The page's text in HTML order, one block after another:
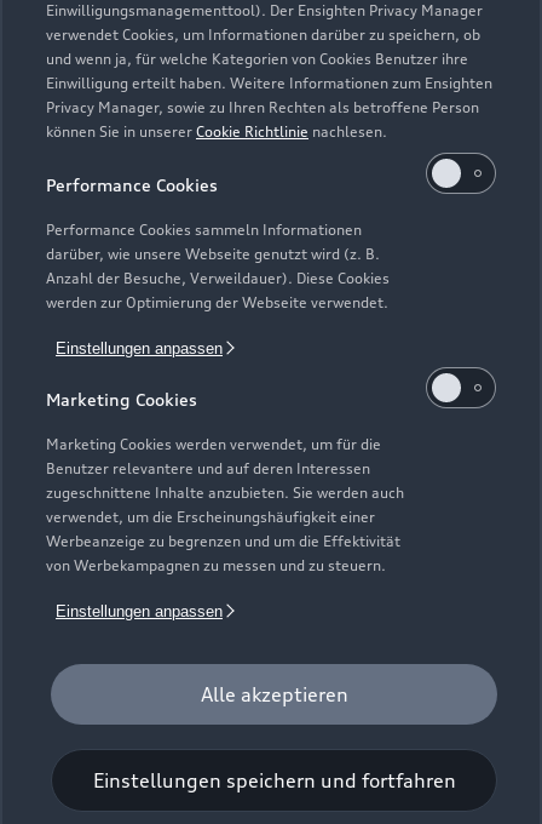
Einwilligungsmanagementtool). Der Ensighten Privacy Manager
verwendet Cookies, um Informationen darüber zu speichern, ob
und wenn ja, für welche Kategorien von Cookies Benutzer ihre
Einwilligung erteilt haben. Weitere Informationen zum Ensighten
Privacy Manager, sowie zu Ihren Rechten als betroffene Person
können Sie in unserer Cookie Richtlinie nachlesen.
Performance Cookies
Performance Cookies sammeln Informationen
darüber, wie unsere Webseite genutzt wird (z. B.
Anzahl der Besuche, Verweildauer). Diese Cookies
werden zur Optimierung der Webseite verwendet.
Einstellungen anpassen
Marketing Cookies
Marketing Cookies werden verwendet, um für die
Benutzer relevantere und auf deren Interessen
zugeschnittene Inhalte anzubieten. Sie werden auch
verwendet, um die Erscheinungshäufigkeit einer
Werbeanzeige zu begrenzen und um die Effektivität
von Werbekampagnen zu messen und zu steuern.
Einstellungen anpassen
Alle akzeptieren
Einstellungen speichern und fortfahren
Zurück nach oben
Modelle
Elektromodelle
Plug-in-Hybride
Neuwagensuche
Gebrauchtwagensuche
Geschäftskunden
Service & Zubehör
Saisonale Angebote
Audi Services
Garantie
Audi digital services
myAudi
Support
Audi Code
Häufige Fragen (FAQ)
Audi Online Beratung
Online-Terminvereinbarung
Servicekontakt
Bordbuch & Bedienungsanleitungen
Verträge kündigen
Über Audi
Unternehmen
Karriere
Investor Relations
Audi erleben
© 2026 AUDI AG. Alle Rechte vorbehalten
Impressum Rechtliches
Cookie-Richtlinie
Digital Services Act
EU Data Act